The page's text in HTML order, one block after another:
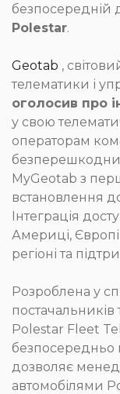
безпосередній
Polestar.
Geotab ,
телематики і
оголосив про
у свою
операторам
MyGeotab з
встановлення
Інтеграція
Америці,
регіоні та
Розроблена у
Polestar Fleet
безпосередньо
дозволяє
автомобілями